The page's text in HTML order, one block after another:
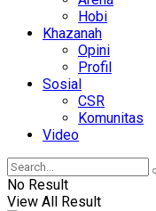
Hobi
Khazanah
Opini
Profil
Sosial
CSR
Komunitas
Video
No Result
View All Result